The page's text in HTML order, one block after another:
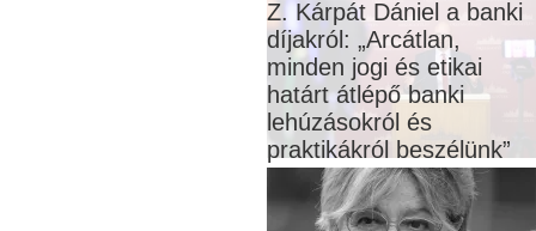
Z. Kárpát Dániel a banki
díjakról: „Arcátlan,
minden jogi és etikai
határt átlépő banki
lehúzásokról és
praktikákról beszélünk”